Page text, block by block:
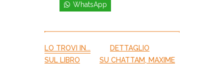
WhatsApp
LO TROVI IN...
DETTAGLIO
SUL LIBRO
SU CHATTAM, MAXIME